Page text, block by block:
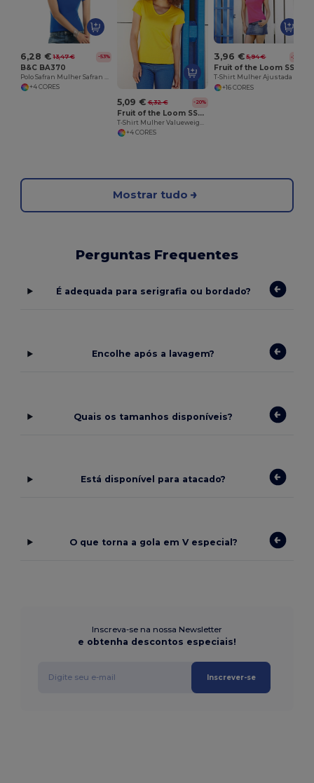
6,28 € 13,47 € -53%
B&C BA370
+4 CORES
5,09 € 6,32 € -20%
Fruit of the Loom SS047
+4 CORES
3,96 € 5,94 € -33%
+16 CORES
Mostrar tudo
Perguntas Frequentes
É adequada para serigrafia ou bordado?
Encolhe após a lavagem?
Quais os tamanhos disponíveis?
Está disponível para atacado?
O que torna a gola em V especial?
Inscreva-se na nossa Newsletter
e obtenha descontos especiais!
Inscrever-se